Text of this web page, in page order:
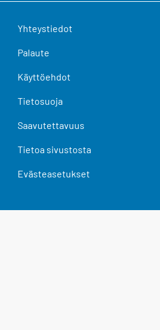
Yhteystiedot
Palaute
Käyttöehdot
Tietosuoja
Saavutettavuus
Tietoa sivustosta
Evästeasetukset